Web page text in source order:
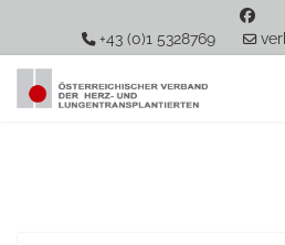
+43 (0)1 5328769